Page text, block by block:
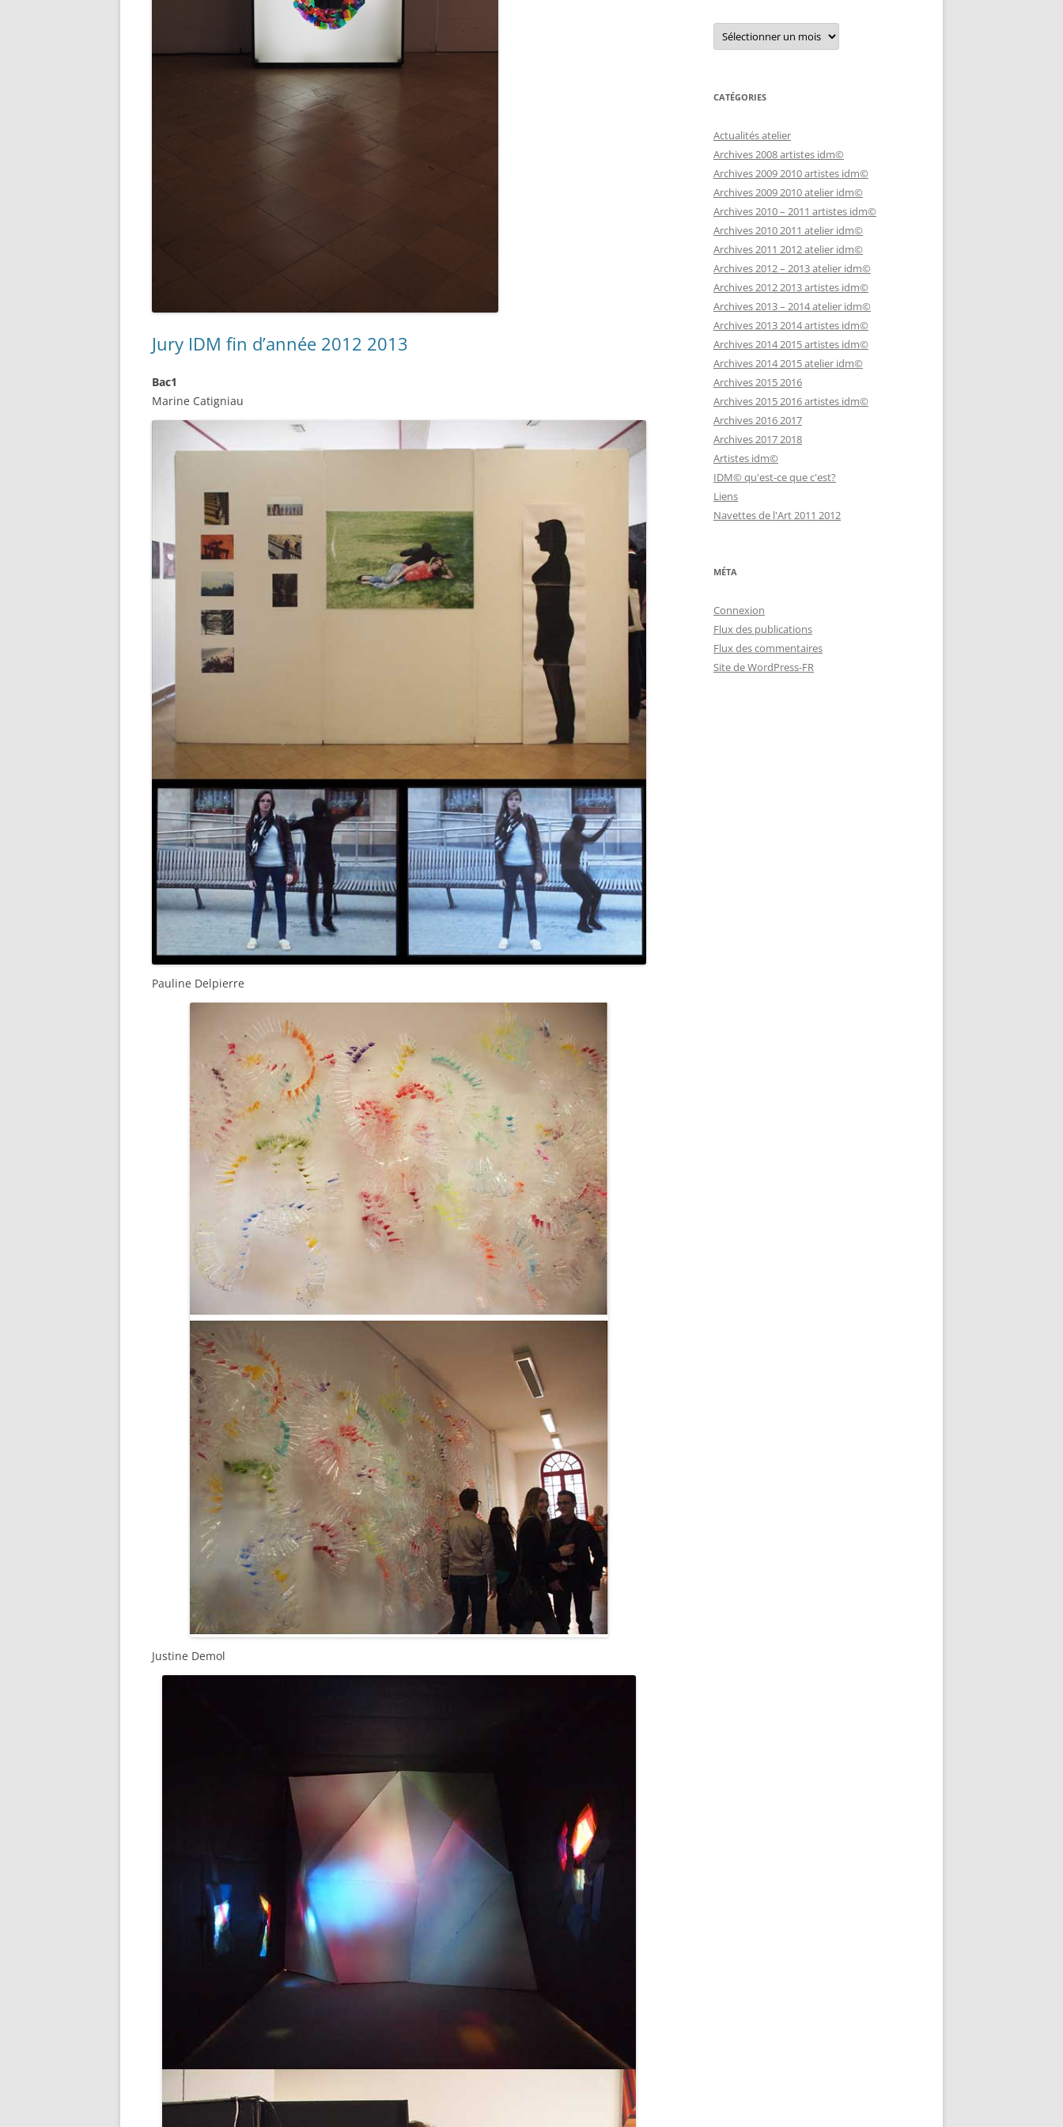
Jury IDM fin d’année 2012 2013
Bac1
Marine Catigniau
Pauline Delpierre
Justine Demol
Archives
CATÉGORIES
Actualités atelier
Archives 2008 artistes idm©
Archives 2009 2010 artistes idm©
Archives 2009 2010 atelier idm©
Archives 2010 – 2011 artistes idm©
Archives 2010 2011 atelier idm©
Archives 2011 2012 atelier idm©
Archives 2012 – 2013 atelier idm©
Archives 2012 2013 artistes idm©
Archives 2013 – 2014 atelier idm©
Archives 2013 2014 artistes idm©
Archives 2014 2015 artistes idm©
Archives 2014 2015 atelier idm©
Archives 2015 2016
Archives 2015 2016 artistes idm©
Archives 2016 2017
Archives 2017 2018
Artistes idm©
IDM© qu'est-ce que c'est?
Liens
Navettes de l'Art 2011 2012
MÉTA
Connexion
Flux des publications
Flux des commentaires
Site de WordPress-FR